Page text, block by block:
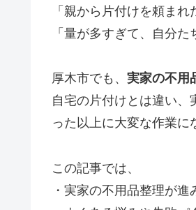
「親から片付けを頼ま
「量が多すぎて、自分た
厚木市でも、 実家の不用
自宅の片付けとは違い、
った以上に大変な作業に
この記事では、
・実家の不用品整理が進